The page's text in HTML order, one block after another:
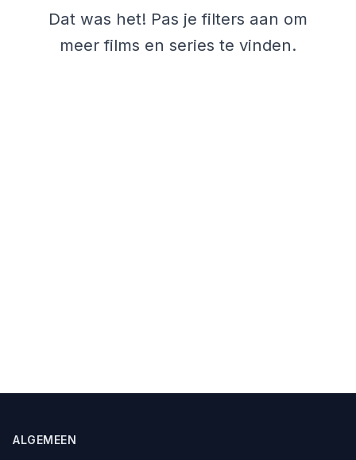
Dat was het! Pas je filters aan om
meer films en series te vinden.
ALGEMEEN